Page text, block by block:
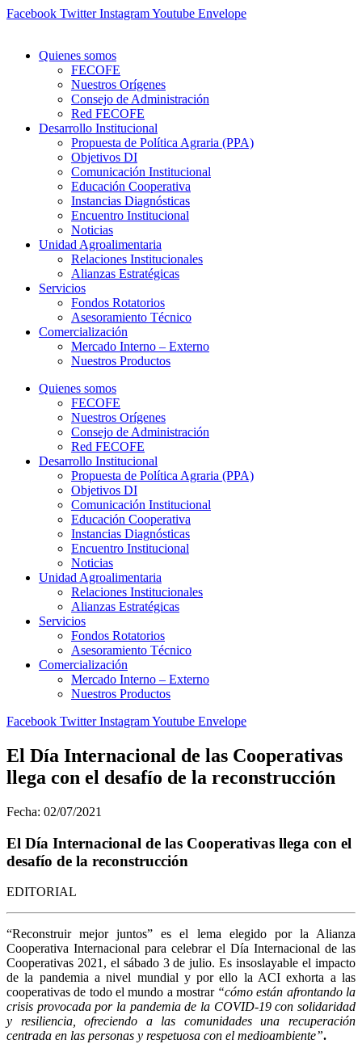
Ir
Facebook Twitter InstagramYoutube Envelope
Quienes somos
FECOFE
Nuestros Orígenes
Consejo de Administración
Red FECOFE
Desarrollo Institucional
Propuesta de Política Agraria (PPA)
Objetivos DI
Comunicación Institucional
Educación Cooperativa
Instancias Diagnósticas
Encuentro Institucional
Noticias
Unidad Agroalimentaria
Relaciones Institucionales
Alianzas Estratégicas
Servicios
Fondos Rotatorios
Asesoramiento Técnico
Comercialización
Mercado Interno – Externo
Nuestros Productos
Quienes somos
FECOFE
Nuestros Orígenes
Consejo de Administración
Red FECOFE
Desarrollo Institucional
Propuesta de Política Agraria (PPA)
Objetivos DI
Comunicación Institucional
Educación Cooperativa
Instancias Diagnósticas
Encuentro Institucional
Noticias
Unidad Agroalimentaria
Relaciones Institucionales
Alianzas Estratégicas
Servicios
Fondos Rotatorios
Asesoramiento Técnico
Comercialización
Mercado Interno – Externo
Nuestros Productos
Facebook Twitter InstagramYoutube Envelope
El Día Internacional de las Cooperativas
llega con el desafío de la reconstrucción
Fecha: 02/07/2021
El Día Internacional de las Cooperativas llega con el
desafío de la reconstrucción
EDITORIAL
“Reconstruir mejor juntos” es el lema elegido por la Alianza
Cooperativa Internacional para celebrar el Día Internacional de las
Cooperativas 2021, el sábado 3 de julio. Es insoslayable el impacto
de la pandemia a nivel mundial y por ello la ACI exhorta a las
cooperativas de todo el mundo a mostrar “cómo están afrontando la
crisis provocada por la pandemia de la COVID-19 con solidaridad
y resiliencia, ofreciendo a las comunidades una recuperación
centrada en las personas y respetuosa con el medioambiente”.